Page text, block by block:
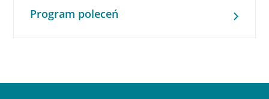
Program poleceń